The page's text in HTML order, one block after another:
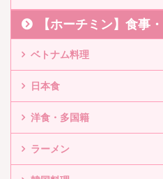
【ホーチミン】食事
ベトナム料理
日本食
洋食・多国籍
ラーメン